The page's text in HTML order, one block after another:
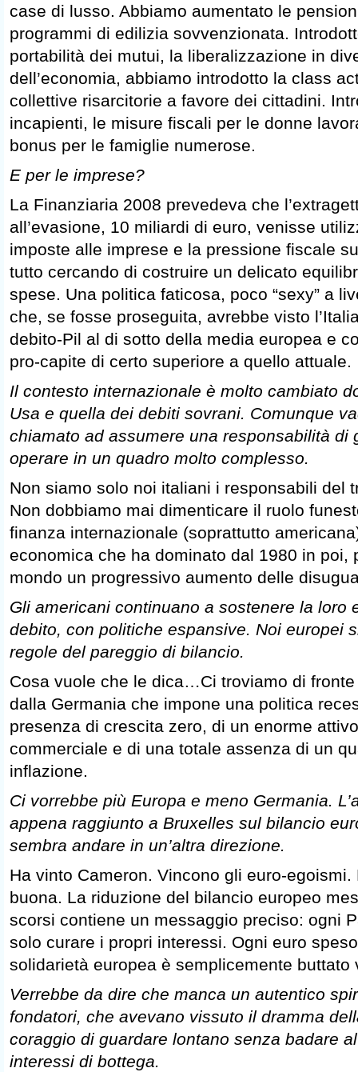
case di lusso. Abbiamo aumentato le
programmi di edilizia sovvenzionata.
portabilità dei mutui, la liberalizzazione in
dell’economia, abbiamo introdotto la class
collettive risarcitorie a favore dei cittadini.
incapienti, le misure fiscali per le donne
bonus per le famiglie numerose.
E per le imprese?
La Finanziaria 2008 prevedeva che
all’evasione, 10 miliardi di euro, venisse
imposte alle imprese e la pressione fiscale
tutto cercando di costruire un delicato
spese. Una politica faticosa, poco “sexy” a
che, se fosse proseguita, avrebbe visto
debito-Pil al di sotto della media europea e
pro-capite di certo superiore a quello attuale.
Il contesto internazionale è molto cambiato
Usa e quella dei debiti sovrani. Comunque
chiamato ad assumere una responsabilità di
operare in un quadro molto complesso.
Non siamo solo noi italiani i responsabili del
Non dobbiamo mai dimenticare il ruolo
finanza internazionale (soprattutto
economica che ha dominato dal 1980 in poi,
mondo un progressivo aumento delle
Gli americani continuano a sostenere la loro
debito, con politiche espansive. Noi europei
regole del pareggio di bilancio.
Cosa vuole che le dica…Ci troviamo di fronte
dalla Germania che impone una politica
presenza di crescita zero, di un enorme
commerciale e di una totale assenza di un
inflazione.
Ci vorrebbe più Europa e meno Germania.
appena raggiunto a Bruxelles sul bilancio
sembra andare in un’altra direzione.
Ha vinto Cameron. Vincono gli euro-egoismi.
buona. La riduzione del bilancio europeo
scorsi contiene un messaggio preciso: ogni
solo curare i propri interessi. Ogni euro
solidarietà europea è semplicemente buttato
Verrebbe da dire che manca un autentico
fondatori, che avevano vissuto il dramma
coraggio di guardare lontano senza badare
interessi di bottega.